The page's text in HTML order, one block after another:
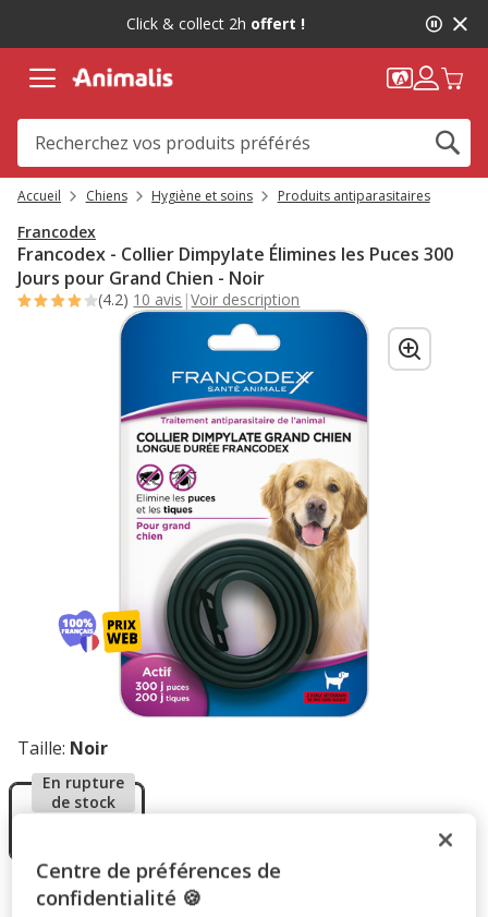
message,
Click & collect 2h offert !
Accueil Chiens Hygiène et soins Produits antiparasitaires
Francodex
Francodex - Collier Dimpylate Élimines les Puces 300
Jours pour Grand Chien - Noir
(4.2) 10 avis |Voir description
Taille: Noir
En rupture
de stock
Prix 10.95€
10.95€
Centre de préférences de
confidentialité 🍪